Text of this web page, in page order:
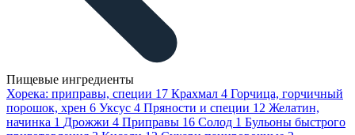
Пищевые ингредиенты
Хорека: приправы, специи 17 Крахмал 4 Горчица, горчичный
порошок, хрен 6 Уксус 4 Пряности и специи 12 Желатин,
начинка 1 Дрожжи 4 Приправы 16 Солод 1 Бульоны быстрого